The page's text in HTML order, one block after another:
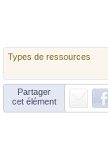
Types de ressources
Partager
cet élément